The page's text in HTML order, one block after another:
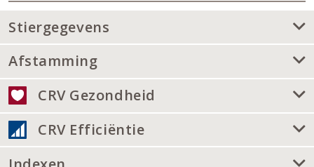
Stiergegevens
Afstamming
CRV Gezondheid
CRV Efficiëntie